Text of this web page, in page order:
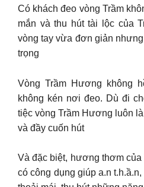
Có khách đeo vòng Trầm
mắn và thu hút tài lộc của
vòng tay vừa đơn giản
trọng
Vòng Trầm Hương không
không kén nơi đeo. Dù đi
tiệc vòng Trầm Hương luôn
và đầy cuốn hút
Và đặc biệt, hương thơm
có công dụng giúp a.n